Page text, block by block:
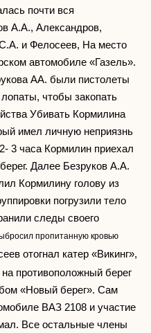
почти вся
А.А., Александров,
и Фелосеев, На место
автомобиле «Газель».
АА. были пистолеты
чтобы закопать
Убивать Кормилина
имел личную неприязнь
3 часа Кормилин приехал
Далее Безруков А.А.
Кормилину голову из
погрузили тело
следы своего
пропитанную кровью
отогнал катер «Викинг»,
противоположный берег
«Новый берег». Сам
ВАЗ 2108 и участие
Все остальные члены